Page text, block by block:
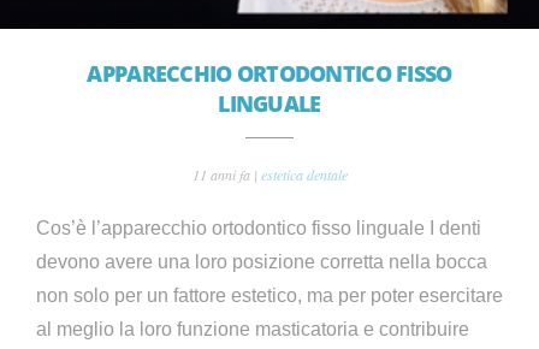
APPARECCHIO ORTODONTICO FISSO
LINGUALE
11 anni fa | estetica dentale
Cos’è l’apparecchio ortodontico fisso linguale I denti
devono avere una loro posizione corretta nella bocca
non solo per un fattore estetico, ma per poter esercitare
al meglio la loro funzione masticatoria e contribuire